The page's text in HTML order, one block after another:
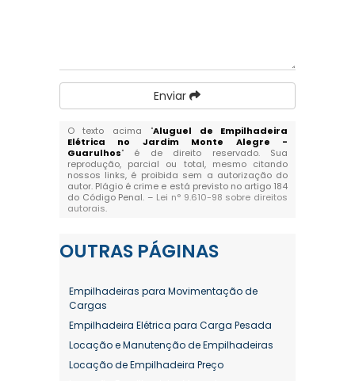
Enviar
O texto acima "Aluguel de Empilhadeira
Elétrica no Jardim Monte Alegre -
Guarulhos" é de direito reservado. Sua
reprodução, parcial ou total, mesmo citando
nossos links, é proibida sem a autorização do
autor. Plágio é crime e está previsto no artigo 184
do Código Penal. – Lei n° 9.610-98 sobre direitos
autorais.
OUTRAS PÁGINAS
Empilhadeiras para Movimentação de
Cargas
Empilhadeira Elétrica para Carga Pesada
Locação e Manutenção de Empilhadeiras
Locação de Empilhadeira Preço